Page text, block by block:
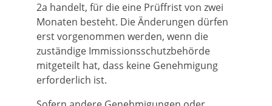
2a handelt, für die eine Prüffrist von zwei
Monaten besteht. Die Änderungen dürfen
erst vorgenommen werden, wenn die
zuständige Immissionsschutzbehörde
mitgeteilt hat, dass keine Genehmigung
erforderlich ist.